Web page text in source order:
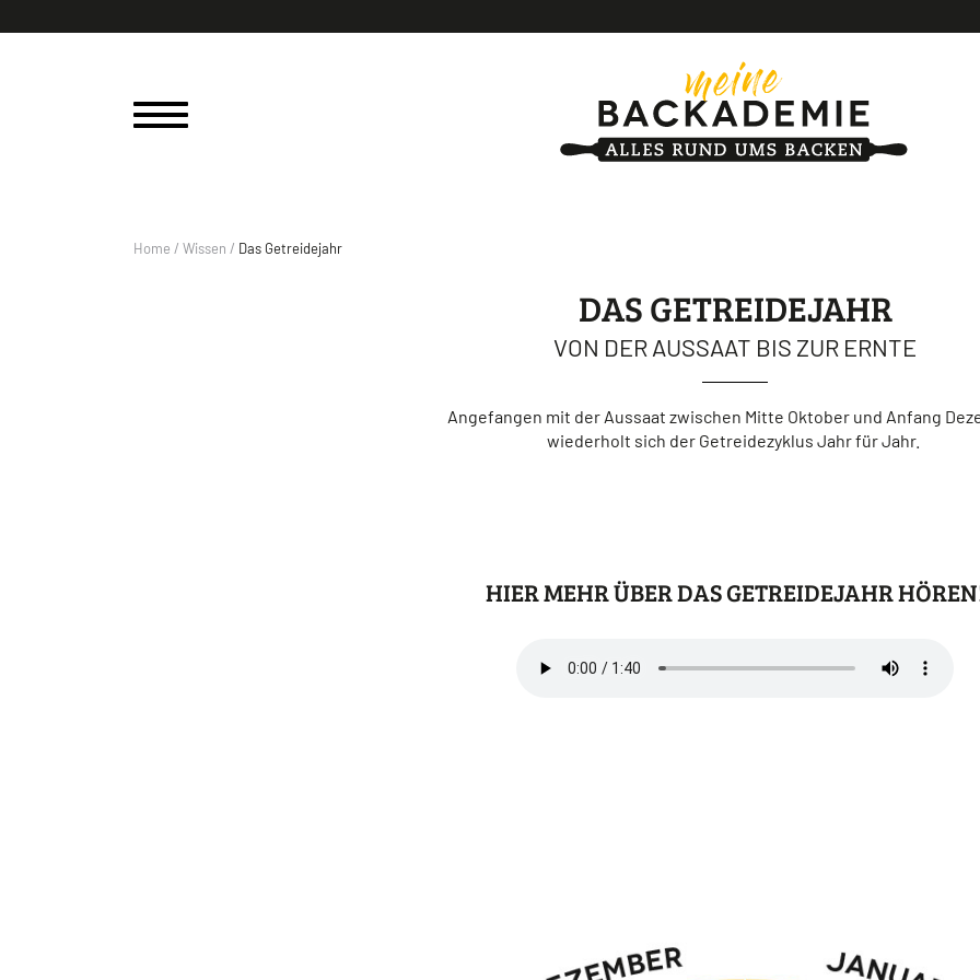
Home / Wissen / Das Getreidejahr
DAS GETREIDEJAHR
VON DER AUSSAAT BIS ZUR ERNTE
Angefangen mit der Aussaat zwischen Mitte Oktober und Anfang
wiederholt sich der Getreidezyklus Jahr für Jahr.
HIER MEHR ÜBER DAS GETREIDEJAHR